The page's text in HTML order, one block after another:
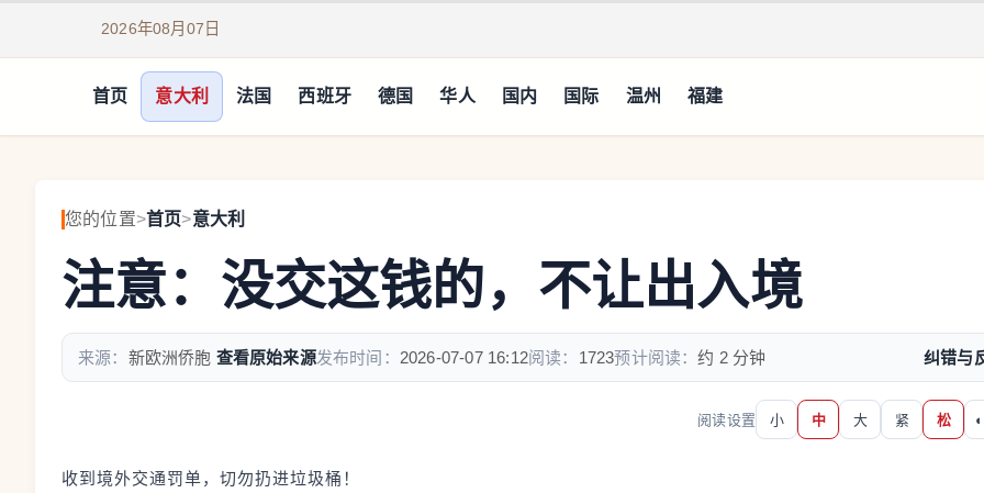
2026年08月07日
首页 意大利 法国 西班牙 德国 华人 国内 国际 温州 福建
您的位置>首页>意大利
注意：没交这钱的，不让出入境
来源： 新欧洲侨胞 查看原始来源发布时间： 2026-07-07 16:12阅读： 1723预计阅读：约 2 分钟 纠错与
阅读设置 小 中 大 紧 松 ◐
收到境外交通罚单，切勿扔进垃圾桶！